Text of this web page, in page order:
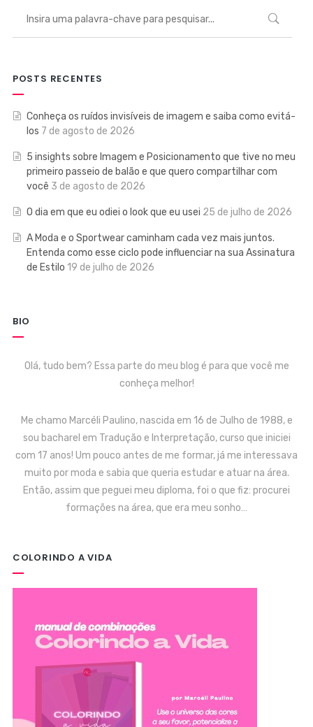
POSTS RECENTES
Conheça os ruídos invisíveis de imagem e saiba como evitá-
los 7 de agosto de 2026
5 insights sobre Imagem e Posicionamento que tive no meu
primeiro passeio de balão e que quero compartilhar com
você 3 de agosto de 2026
O dia em que eu odiei o look que eu usei 25 de julho de 2026
A Moda e o Sportwear caminham cada vez mais juntos.
Entenda como esse ciclo pode influenciar na sua Assinatura
de Estilo 19 de julho de 2026
BIO
Olá, tudo bem? Essa parte do meu blog é para que você me
conheça melhor!
Me chamo Marcéli Paulino, nascida em 16 de Julho de 1988, e
sou bacharel em Tradução e Interpretação, curso que iniciei
com 17 anos! Um pouco antes de me formar, já me interessava
muito por moda e sabia que queria estudar e atuar na área.
Então, assim que peguei meu diploma, foi o que fiz: procurei
formações na área, que era meu sonho…
COLORINDO A VIDA